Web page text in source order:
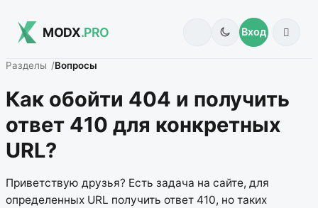
MODX.PRO Вход
Разделы Вопросы
Как обойти 404 и получить
ответ 410 для конкретных
URL?
Приветствую друзья? Есть задача на сайте, для
определенных URL получить ответ 410, но таких